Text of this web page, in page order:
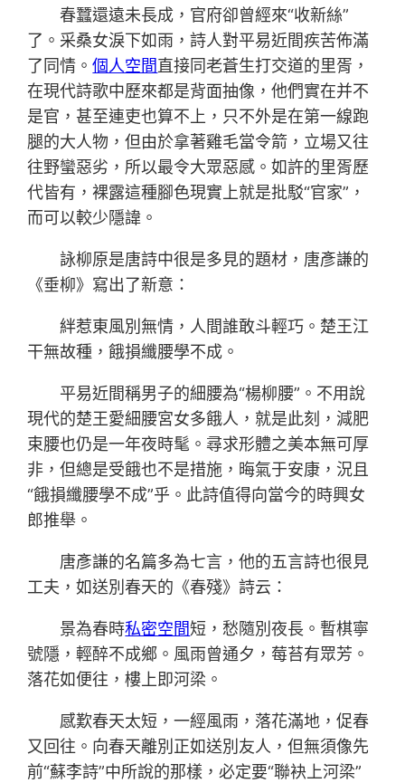
春蠶還遠未長成，官府卻曾經來“收新絲”
了。采桑女淚下如雨，詩人對平易近間疾苦佈滿
了同情。個人空間直接同老蒼生打交道的里胥，
在現代詩歌中歷來都是背面抽像，他們實在并不
是官，甚至連吏也算不上，只不外是在第一線跑
腿的大人物，但由於拿著雞毛當令箭，立場又往
往野蠻惡劣，所以最令大眾惡感。如許的里胥歷
代皆有，裸露這種腳色現實上就是批駁“官家”，
而可以較少隱諱。
詠柳原是唐詩中很是多見的題材，唐彥謙的
《垂柳》寫出了新意：
絆惹東風別無情，人間誰敢斗輕巧。楚王江
干無故種，餓損纖腰學不成。
平易近間稱男子的細腰為“楊柳腰”。不用說
現代的楚王愛細腰宮女多餓人，就是此刻，減肥
束腰也仍是一年夜時髦。尋求形體之美本無可厚
非，但總是受餓也不是措施，晦氣于安康，況且
“餓損纖腰學不成”乎。此詩值得向當今的時興女
郎推舉。
唐彥謙的名篇多為七言，他的五言詩也很見
工夫，如送別春天的《春殘》詩云：
景為春時私密空間短，愁隨別夜長。暫棋寧
號隱，輕醉不成鄉。風雨曾通夕，莓苔有眾芳。
落花如便往，樓上即河梁。
感歎春天太短，一經風雨，落花滿地，促春
又回往。向春天離別正如送別友人，但無須像先
前“蘇李詩”中所說的那樣，必定要“聯袂上河梁”